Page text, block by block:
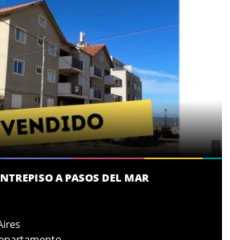
A PASOS DEL MAR